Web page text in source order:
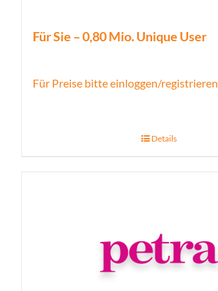
Für Sie – 0,80 Mio. Unique User
Für Preise bitte einloggen/registrieren
Details